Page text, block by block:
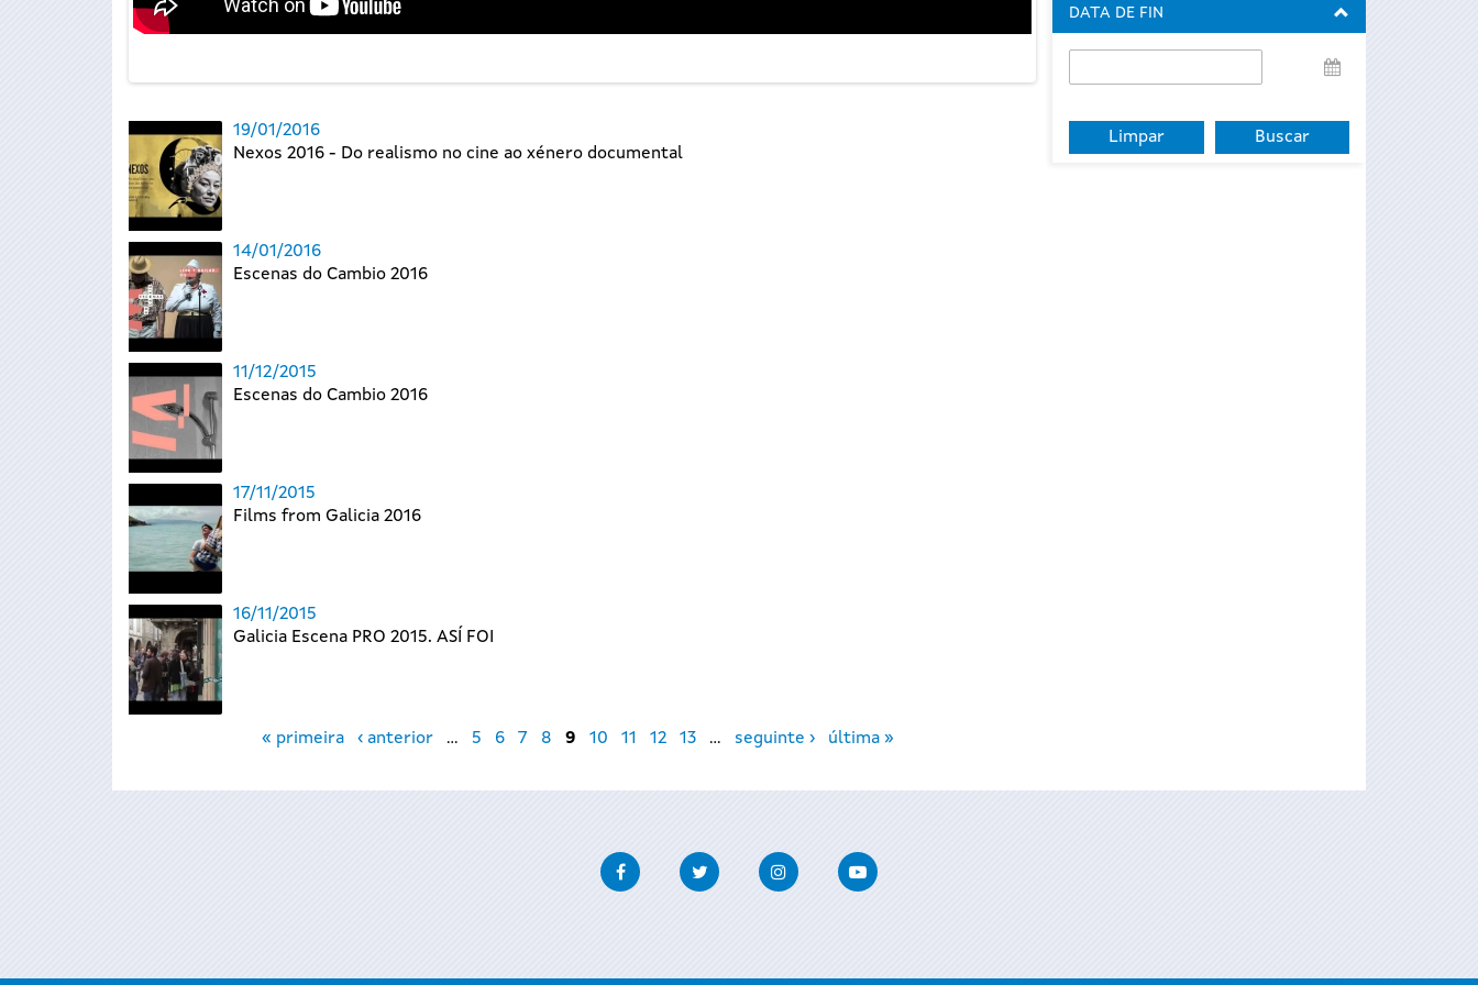
19/01/2016
Nexos 2016 - Do realismo no cine ao xénero documental
14/01/2016
Escenas do Cambio 2016
11/12/2015
Escenas do Cambio 2016
17/11/2015
Films from Galicia 2016
16/11/2015
Galicia Escena PRO 2015. ASÍ FOI
« primeira ‹ anterior … 5 6 7 8 9 10 11 12 13 … seguinte › última »
DATA DE FIN
de
FacebookTwitter InstagramYoutube